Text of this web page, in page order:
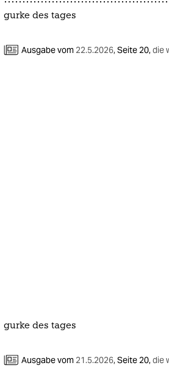
gurke des tages
Ausgabe vom 22.5.2026,Seite 20,die
gurke des tages
Ausgabe vom 21.5.2026,Seite 20,die